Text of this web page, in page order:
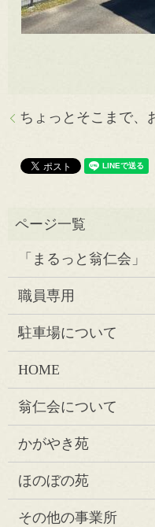
ちょっとそこまで、
「まるっと翁仁会」
職員専用
駐車場について
HOME
翁仁会について
かがやき苑
ほのぼの苑
その他の事業所